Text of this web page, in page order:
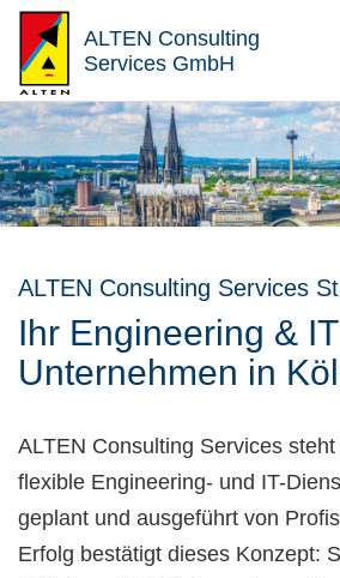
ALTEN Consulting
Services GmbH
Ihr Engineering & IT
Unternehmen in
ALTEN Consulting Services
ALTEN Consulting Services
flexible Engineering- und IT-
geplant und ausgeführt von
Erfolg bestätigt dieses Konzept: